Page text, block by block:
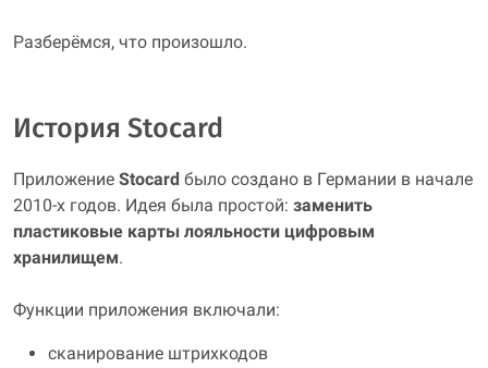
Разберёмся, что произошло.
История Stocard
Приложение Stocard было создано в Германии в начале
2010-х годов. Идея была простой: заменить
пластиковые карты лояльности цифровым
хранилищем.
Функции приложения включали:
сканирование штрихкодов